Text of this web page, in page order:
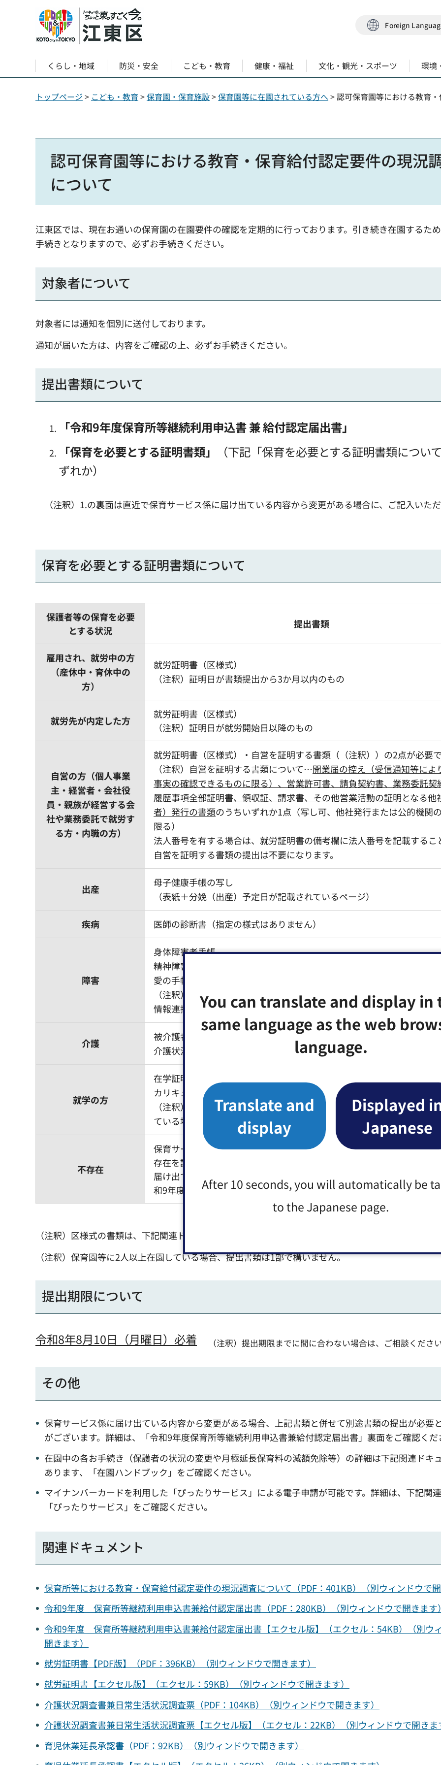
You can translate and display in
same language as the web
language.
Translate and
display
Displayed
Japanese
After 10 seconds, you will automatically be
to the Japanese page.
Foreign
くらし・地域 防災・安全 こども・教育 健康・福祉 文化・観光・スポーツ 環境
トップページ > こども・教育 >保育園・保育施設>保育園等に在園されている方へ > 認可保育園等における教育
認可保育園等における教育・保育給付認定要件の現況
について
江東区では、現在お通いの保育園の在園要件の確認を定期的に行っております。引き続き在園するた
手続きとなりますので、必ずお手続きください。
対象者について
対象者には通知を個別に送付しております。
通知が届いた方は、内容をご確認の上、必ずお手続きください。
提出書類について
「令和9年度保育所等継続利用申込書 兼 給付認定届出書」
「保育を必要とする証明書類」
（下記「保育を必要とする証明書類につい
ずれか）
（注釈）1.の裏面は直近で保育サービス係に届け出ている内容から変更がある場合に、ご記入いただ
保育を必要とする証明書類について
保護者等の保育を必要
とする状況
提出書類
雇用され、就労中の方
（産休中・育休中の
方）
就労証明書（区様式）
（注釈）証明日が書類提出から3か月以内のもの
就労先が内定した方
就労証明書（区様式）
（注釈）証明日が就労開始日以降のもの
自営の方（個人事業
主・経営者・会社役
員・親族が経営する会
社や業務委託で就労す
る方・内職の方）
就労証明書（区様式）・自営を証明する書類（（注釈））の2点が必要で
（注釈）自営を証明する書類について…開業届の控え（受信通知等によ
事実の確認できるものに限る）、営業許可書、請負契約書、業務委託契
履歴事項全部証明書、領収証、請求書、その他営業活動の証明となる他
者）発行の書類のうちいずれか1点（写し可、他社発行または公的機関
限る）
法人番号を有する場合は、就労証明書の備考欄に法人番号を記載するこ
自営を証明する書類の提出は不要になります。
出産
母子健康手帳の写し
（表紙＋分娩（出産）予定日が記載されているページ）
疾病 医師の診断書（指定の様式はありません）
障害
身体障害者手帳
精神障害者保健福祉手帳
愛の手帳（療育手帳）の写し
（注釈）江東区民で身体障害者手帳をお持ちの方は、マイナンバーを利
情報連携により受給情報の確認を行いますので、提出は不要です。
介護
被介護者の医師の診断書（指定の様式はありません）
介護状況調査書兼日常生活状況調査票（区様式）の2点が必要です。
就学の方
在学証明書（又は入学許可書）
カリキュラム（授業形態がわかる書類）等
（注釈）学校教育法に定める学校（大学・大学院等）や職業訓練校に在
ている場合はカリキュラムの提出は不要です。
不存在
保育サービス係にひとり親世帯として届け出ている場合、本調査において
存在を証明する書類の提出は不要です。
届け出ていない場合は別途書類の提出が必要となります。詳細は、同封
和9年度 保育所等継続利用申込書兼給付認定届出書」裏面をご確認くだ
（注釈）区様式の書類は、下記関連ドキュメントにあります。その他の書類は任意様式で結構です。
（注釈）保育園等に2人以上在園している場合、提出書類は1部で構いません。
提出期限について
令和8年8月10日（月曜日）必着 （注釈）提出期限までに間に合わない場合は、ご相談ください
その他
保育サービス係に届け出ている内容から変更がある場合、上記書類と併せて別途書類の提出が必要
がございます。詳細は、「令和9年度保育所等継続利用申込書兼給付認定届出書」裏面をご確認くだ
在園中の各お手続き（保護者の状況の変更や月極延長保育料の減額免除等）の詳細は下記関連ドキ
あります、「在園ハンドブック」をご確認ください。
マイナンバーカードを利用した「ぴったりサービス」による電子申請が可能です。詳細は、下記関
「ぴったりサービス」をご確認ください。
関連ドキュメント
保育所等における教育・保育給付認定要件の現況調査について（PDF：401KB）（別ウィンドウで開
令和9年度 保育所等継続利用申込書兼給付認定届出書（PDF：280KB）（別ウィンドウで開きます）
令和9年度 保育所等継続利用申込書兼給付認定届出書【エクセル版】（エクセル：54KB）（別ウ
開きます）
就労証明書【PDF版】（PDF：396KB）（別ウィンドウで開きます）
就労証明書【エクセル版】（エクセル：59KB）（別ウィンドウで開きます）
介護状況調査書兼日常生活状況調査票（PDF：104KB）（別ウィンドウで開きます）
介護状況調査書兼日常生活状況調査票【エクセル版】（エクセル：22KB）（別ウィンドウで開きま
育児休業延長承認書（PDF：92KB）（別ウィンドウで開きます）